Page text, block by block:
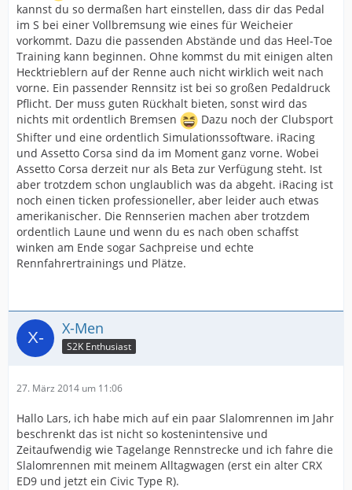
kannst du so dermaßen hart einstellen, dass dir das Pedal
im S bei einer Vollbremsung wie eines für Weicheier
vorkommt. Dazu die passenden Abstände und das Heel-Toe
Training kann beginnen. Ohne kommst du mit einigen alten
Hecktrieblern auf der Renne auch nicht wirklich weit nach
vorne. Ein passender Rennsitz ist bei so großen Pedaldruck
Pflicht. Der muss guten Rückhalt bieten, sonst wird das
nichts mit ordentlich Bremsen
Dazu noch der Clubsport
Shifter und eine ordentlich Simulationssoftware. iRacing
und Assetto Corsa sind da im Moment ganz vorne. Wobei
Assetto Corsa derzeit nur als Beta zur Verfügung steht. Ist
aber trotzdem schon unglaublich was da abgeht. iRacing ist
noch einen ticken professioneller, aber leider auch etwas
amerikanischer. Die Rennserien machen aber trotzdem
ordentlich Laune und wenn du es nach oben schaffst
winken am Ende sogar Sachpreise und echte
Rennfahrertrainings und Plätze.
X-Men
S2K Enthusiast
27. März 2014 um 11:06
Hallo Lars, ich habe mich auf ein paar Slalomrennen im Jahr
beschrenkt das ist nicht so kostenintensive und
Zeitaufwendig wie Tagelange Rennstrecke und ich fahre die
Slalomrennen mit meinem Alltagwagen (erst ein alter CRX
ED9 und jetzt ein Civic Type R).